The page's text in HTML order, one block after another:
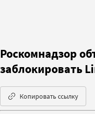
Роскомнадзор
заблокировать
Копировать ссылку